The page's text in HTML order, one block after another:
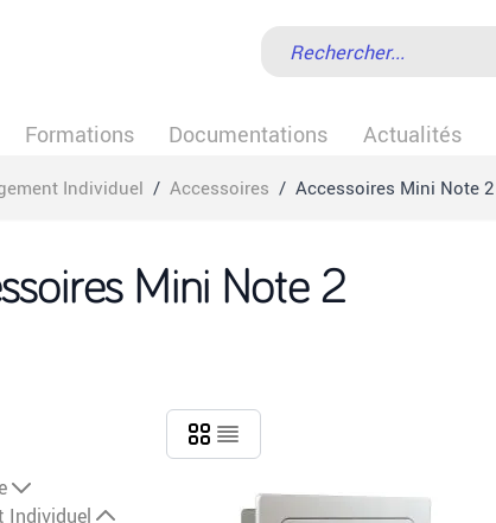
Formations Documentations Actualités
Individuel / Accessoires / Accessoires Mini Note 2
Mini Note 2
Individuel